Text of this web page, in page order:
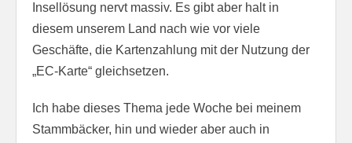
Insellösung nervt massiv. Es gibt aber halt in
diesem unserem Land nach wie vor viele
Geschäfte, die Kartenzahlung mit der Nutzung der
„EC-Karte“ gleichsetzen.
Ich habe dieses Thema jede Woche bei meinem
Stammbäcker, hin und wieder aber auch in